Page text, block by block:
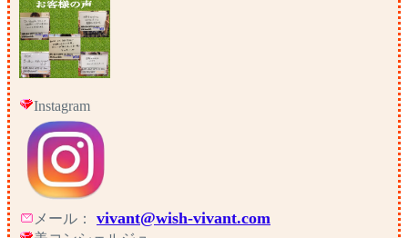
Instagram
メール： vivant@wish-vivant.com